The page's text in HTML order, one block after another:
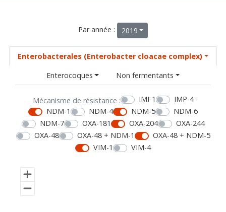
Par année : 2019
Enterobacterales (Enterobacter cloacae complex)
Enterocoques
Non fermentants
Mécanisme de résistance : IMI-1
IMP-4
NDM-1
NDM-4 NDM-5
NDM-6
NDM-7
OXA-181 OXA-204
OXA-244
OXA-48
OXA-48 + NDM-1
OXA-48 + NDM-5
VIM-1
VIM-4